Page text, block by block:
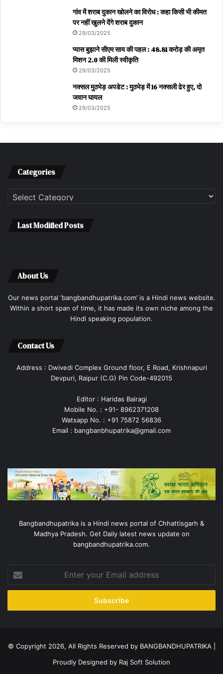
गांव में शराब दुकान खोलने का विरोध : कहा किसी भी कीमत
पर नहीं खुलने देंगे शराब दुकान
29/03/2025
प्यास बुझाने सीएम साय की पहल : 48.81 करोड़ की अमृत
मिशन 2.0 की मिली स्वीकृति
29/03/2025
नक्सल मुठभेड़ अपडेट : मुठभेड़ में 16 नक्सली ढेर हुए, दो
जवान घायल
29/03/2025
Categories
Categories
Last Modified Posts
About Us
Our news portal ‘bangbandhupatrika.com’ is a Hindi news website.
Within a short span of time, it has made its own niche among the
Hindi speaking population.
Contact Us
Address : Dwivedi Complex Ground floor, E Road, Krishnapuri
Devpuri, Raipur (C.G) Pin Code-492015
Editor : Haridas Bairagi
Mobile No. : +91- 8962371208
Watsapp No. : +91 75872 56836
Email : bangbanbhupatrika@gmail.com
Bangbandhupatrika is a Hindi news portal of Chhattisgarh &
Madhya Pradesh. Get Daily latest news update on
bangbandhupatrika.com.
your
Email
© Copyright 2026, All Rights Reserved by BANGBANDHUPATRIKA |
Proudly Designed by Raj Soft Solution